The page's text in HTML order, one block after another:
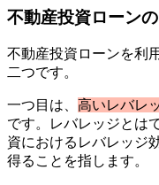
不動産投資ローン
不動産投資ローンを利
二つです。
一つ目は、 高いレバレ
です。レバレッジとは
資におけるレバレッジ
得ることを指します。